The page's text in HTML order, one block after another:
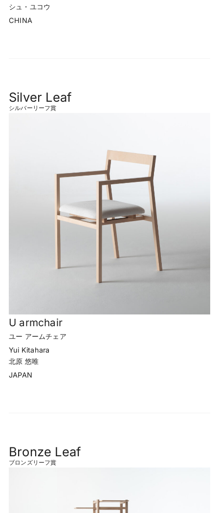
シュ・ユコウ
CHINA
Silver Leaf
シルバーリーフ賞
U armchair
ユー アームチェア
Yui Kitahara
北原 悠唯
JAPAN
Bronze Leaf
ブロンズリーフ賞